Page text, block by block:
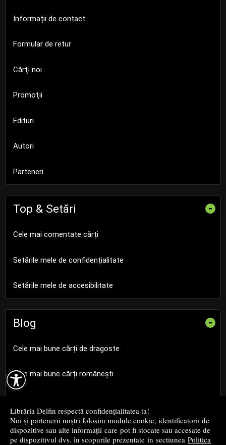

Librăria Delfin respectă confidențialitatea ta!
Noi și partenerii noștri folosim module cookie, identificatorii de
dispozitive sau alte informații care pot fi stocate sau accesate de
pe dispozitivul dvs. în scopurile prezentate in sectiunea Politica
Informații de contact
Formular de retur
Cărţi noi
Promoţii
Edituri
Autori
Parteneri
Top & Setări -
Cele mai comentate cărți
Setările mele de confidențialitate
Setările mele de accesibilitate
Blog -
Cele mai bune cărți de dragoste
Cele mai bune cărți românești
Cele mai bune cărți de istorie